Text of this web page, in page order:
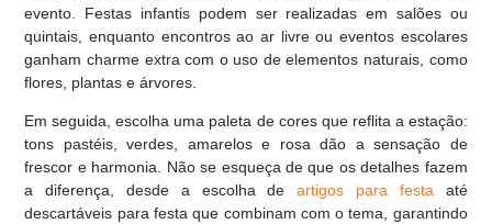
evento. Festas infantis podem ser realizadas em salões ou
quintais, enquanto encontros ao ar livre ou eventos escolares
ganham charme extra com o uso de elementos naturais, como
flores, plantas e árvores.
Em seguida, escolha uma paleta de cores que reflita a estação:
tons pastéis, verdes, amarelos e rosa dão a sensação de
frescor e harmonia. Não se esqueça de que os detalhes fazem
a diferença, desde a escolha deartigos para festa até
descartáveis para festa que combinam com o tema, garantindo